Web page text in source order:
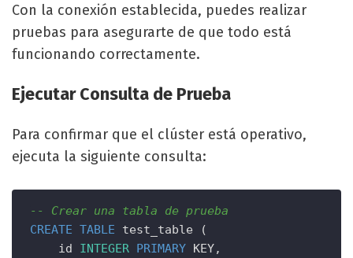
Con la conexión establecida, puedes realizar
pruebas para asegurarte de que todo está
funcionando correctamente.
Ejecutar Consulta de Prueba
Para confirmar que el clúster está operativo,
ejecuta la siguiente consulta:
-- Crear una tabla de prueba
CREATE TABLE test_table (
    id
INTEGER PRIMARY KEY,